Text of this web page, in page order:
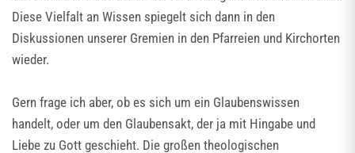
Diese Vielfalt an Wissen spiegelt sich dann in den
Diskussionen unserer Gremien in den Pfarreien und Kirchorten
wieder.
Gern frage ich aber, ob es sich um ein Glaubenswissen
handelt, oder um den Glaubensakt, der ja mit Hingabe und
Liebe zu Gott geschieht. Die großen theologischen